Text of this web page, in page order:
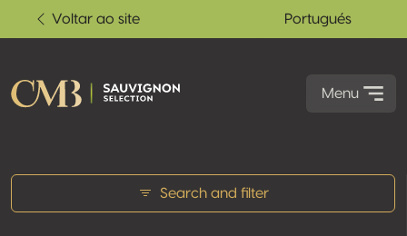
Voltar ao site Portugués
Menu
Search and filter